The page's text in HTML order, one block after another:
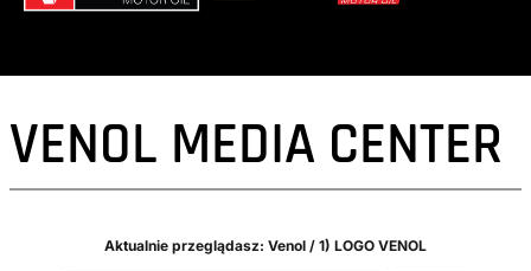
VENOL MEDIA CENTER
Aktualnie przeglądasz: Venol / 1) LOGO VENOL